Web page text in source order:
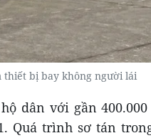
bị bay không người lái
dân với gần
Quá trình sơ tán